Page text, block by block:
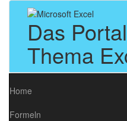
Das
Thema
Home
Formeln